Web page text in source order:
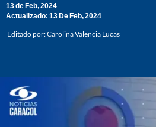
13 de Feb, 2024
Actualizado: 13 De Feb, 2024
Editado por:Carolina Valencia Lucas